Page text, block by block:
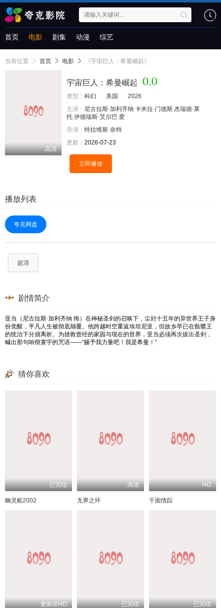
首页 电影 剧集 动漫 综艺
当前位置 首页 电影 《宇宙巨人：希曼崛起》
高清
宇宙巨人：希曼崛起 0.0
类型： 科幻 美国
2026
主演： 尼古拉斯·加利齐纳 卡米拉·门德斯 杰瑞德·莱
托 伊德瑞斯·艾尔巴 爱
导演： 特拉维斯·奈特
更新： 2026-07-23
立即播放
播放列表
夸克网盘
超清
剧情简介
亚当（尼古拉斯·加利齐纳 饰）在神秘圣剑的召唤下，尘封十五年的异世界王子身
份觉醒，平凡人生被彻底颠覆。他跨越时空重返埃坦尼亚，但故乡早已在骷髅王
的统治下分崩离析。为拯救曾经的家园与现在的世界，亚当必须再次拔出圣剑，
喊出那句响彻寰宇的咒语——“赐予我力量吧！我是希曼！”
猜你喜欢
已完结
幽灵船2002
高清
无界之环
HD
千面情踪
更新至HD 已完结 已完结